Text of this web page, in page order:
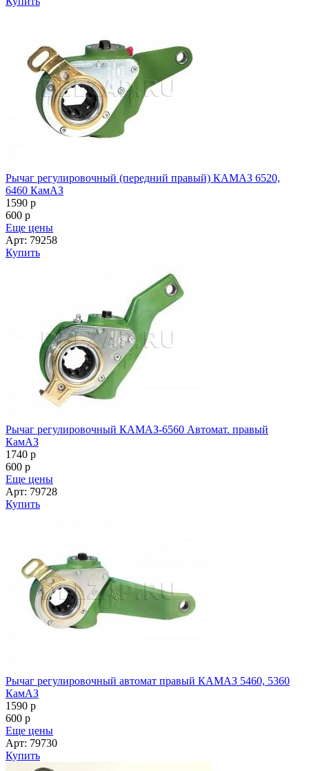
Рычаг регулировочный (передний правый) КАМАЗ 6520,
6460 КамАЗ
1590 p
600 p
Еще цены
Арт: 79258
Купить
Рычаг регулировочный КАМАЗ-6560 Автомат. правый
КамАЗ
1740 p
600 p
Еще цены
Арт: 79728
Купить
Рычаг регулировочный автомат правый КАМАЗ 5460, 5360
КамАЗ
1590 p
600 p
Еще цены
Арт: 79730
Купить